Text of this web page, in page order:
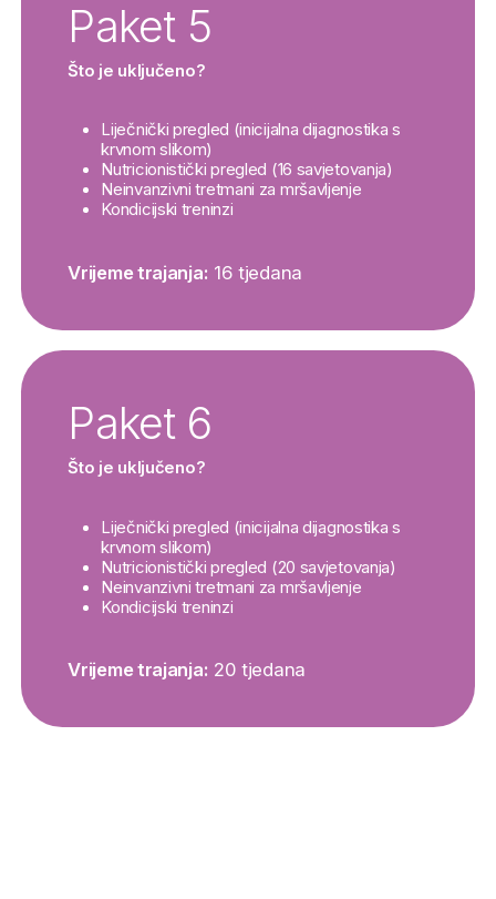
Paket 5
Što je uključeno?
Liječnički pregled (inicijalna dijagnostika s
krvnom slikom)
Nutricionistički pregled (16 savjetovanja)
Neinvanzivni tretmani za mršavljenje
Kondicijski treninzi
Vrijeme trajanja: 16 tjedana
Paket 6
Što je uključeno?
Liječnički pregled (inicijalna dijagnostika s
krvnom slikom)
Nutricionistički pregled (20 savjetovanja)
Neinvanzivni tretmani za mršavljenje
Kondicijski treninzi
Vrijeme trajanja: 20 tjedana